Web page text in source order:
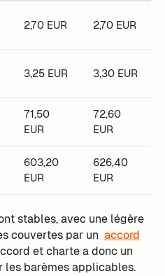
2,70 EUR 2,70 EUR
3,25 EUR 3,30 EUR
71,50
EUR
72,60
EUR
603,20
EUR
626,40
EUR
stables, avec une légère
couvertes par un accord
et charte a donc un
barèmes applicables.